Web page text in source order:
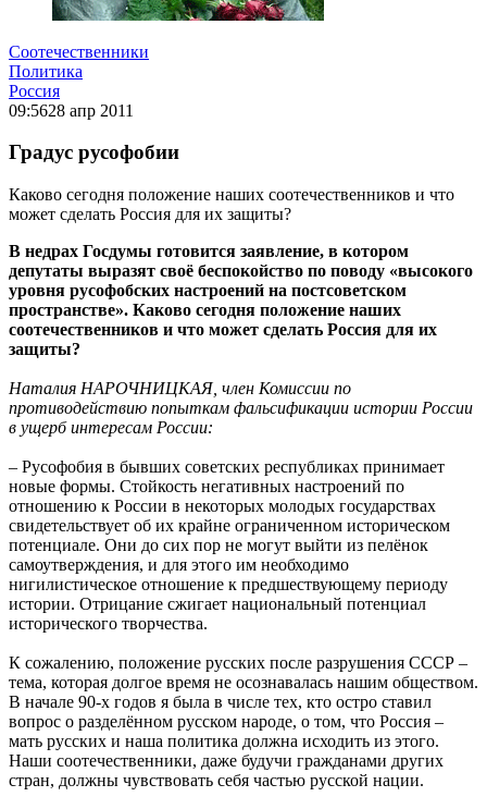
Соотечественники
Политика
Россия
09:5628 апр 2011
Градус русофобии
Каково сегодня положение наших соотечественников и что
может сделать Россия для их защиты?
В недрах Госдумы готовится заявление, в котором
депутаты выразят своё беспокойство по поводу «высокого
уровня русофобских настроений на постсоветском
пространстве». Каково сегодня положение наших
соотечественников и что может сделать Россия для их
защиты?
Наталия НАРОЧНИЦКАЯ, член Комиссии по
противодействию попыткам фальсификации истории России
в ущерб интересам России:
– Русофобия в бывших советских республиках принимает
новые формы. Стойкость негативных настроений по
отношению к России в некоторых молодых государствах
свидетельствует об их крайне ограниченном историческом
потенциале. Они до сих пор не могут выйти из пелёнок
самоутверждения, и для этого им необходимо
нигилистическое отношение к предшествующему периоду
истории. Отрицание сжигает национальный потенциал
исторического творчества.
К сожалению, положение русских после разрушения СССР –
тема, которая долгое время не осознавалась нашим обществом.
В начале 90-х годов я была в числе тех, кто остро ставил
вопрос о разделённом русском народе, о том, что Россия –
мать русских и наша политика должна исходить из этого.
Наши соотечественники, даже будучи гражданами других
стран, должны чувствовать себя частью русской нации.